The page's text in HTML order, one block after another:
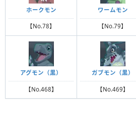
ホークモン
【No.78】
ワームモン
【No.79】
アグモン（黒）
【No.468】
ガブモン（黒）
【No.469】